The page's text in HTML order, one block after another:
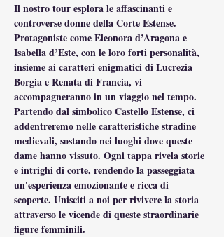
Il nostro tour esplora le affascinanti e
controverse donne della Corte Estense.
Protagoniste come Eleonora d’Aragona e
Isabella d’Este, con le loro forti personalità,
insieme ai caratteri enigmatici di Lucrezia
Borgia e Renata di Francia, vi
accompagneranno in un viaggio nel tempo.
Partendo dal simbolico Castello Estense, ci
addentreremo nelle caratteristiche stradine
medievali, sostando nei luoghi dove queste
dame hanno vissuto. Ogni tappa rivela storie
e intrighi di corte, rendendo la passeggiata
un'esperienza emozionante e ricca di
scoperte. Unisciti a noi per rivivere la storia
attraverso le vicende di queste straordinarie
figure femminili.